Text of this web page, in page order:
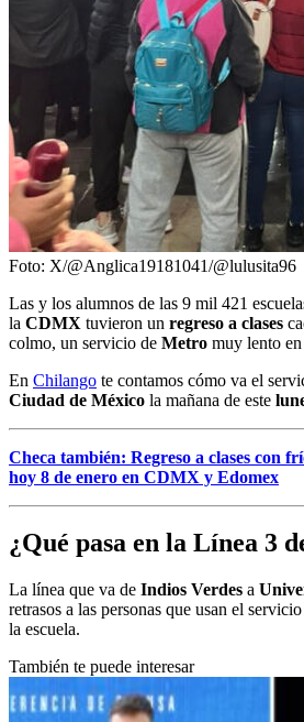
Foto: X/@Anglica19181041/@lulusita96
Las y los alumnos de las 9 mil 421
la CDMX tuvieron un regreso a clases
colmo, un servicio de Metro muy lento
En Chilango te contamos cómo va el
Ciudad de México la mañana de este
Checa también: Regreso a clases con
hoy 8 de enero en CDMX y Edomex
¿Qué pasa en la Línea 3
La línea que va de Indios Verdes a
retrasos a las personas que usan el
la escuela.
También te puede interesar